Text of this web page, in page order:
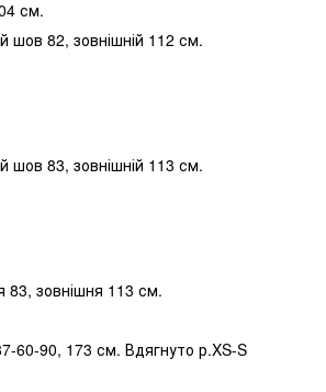
см.
шов 82, зовнішній 112 см.
шов 83, зовнішній 113 см.
зовнішня 113 см.
60-90, 173 см. Вдягнуто р.XS-S